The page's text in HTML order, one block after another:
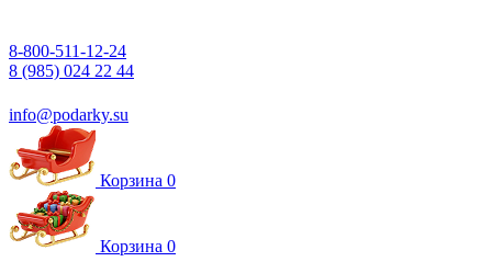
8-800-511-12-24
8 (985) 024 22 44
info@podarky.su
Корзина 0
Корзина 0